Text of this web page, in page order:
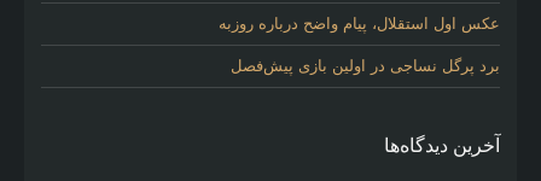
عکس اول استقلال، پیام واضح درباره روزبه
برد پرگل نساجی در اولین بازی پیش‌فصل
آخرین دیدگاه‌ها